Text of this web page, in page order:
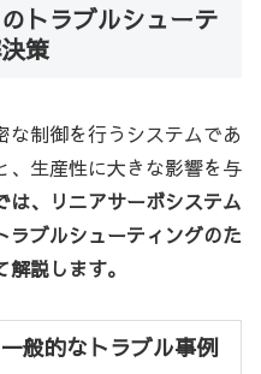
トラブルシューテ
策
な制御を行うシステムであ
、生産性に大きな影響を与
は、リニアサーボシステム
ラブルシューティングのた
説します。
般的なトラブル事例